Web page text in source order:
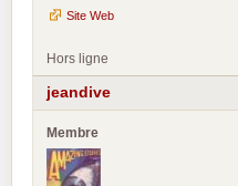
Site Web
Hors ligne
jeandive
Membre